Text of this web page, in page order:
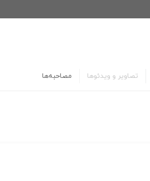
تصاویر و ویدئوها مصاحبه‌ها